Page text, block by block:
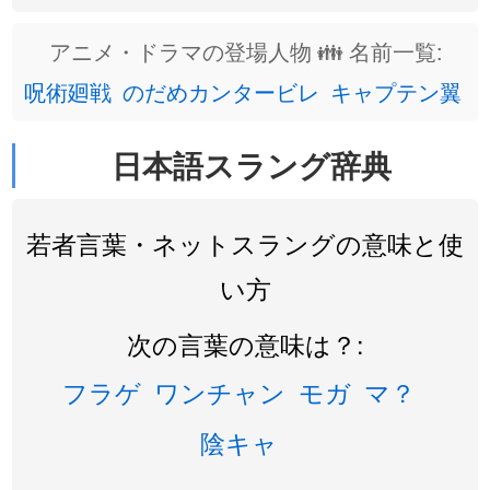
アニメ・ドラマの登場人物 👪 名前一覧:
呪術廻戦 のだめカンタービレ キャプテン翼
日本語スラング辞典
若者言葉・ネットスラングの意味と使
い方
次の言葉の意味は？:
フラゲ ワンチャン モガ マ？
陰キャ